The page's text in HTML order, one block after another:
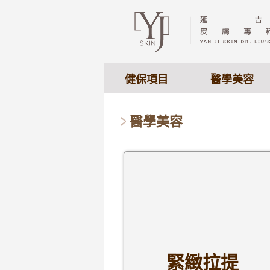
健保項目 醫學美容
醫學美容
緊緻拉提